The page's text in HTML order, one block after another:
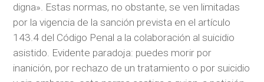
digna». Estas normas, no obstante, se ven limitadas
por la vigencia de la sanción prevista en el artículo
143.4 del Código Penal a la colaboración al suicidio
asistido. Evidente paradoja: puedes morir por
inanición, por rechazo de un tratamiento o por suicidio